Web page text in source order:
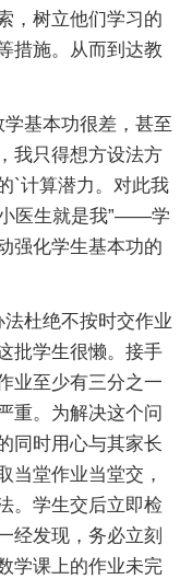
，树立他们学习的
措施。从而到达教
基本功很差，甚至
我只得想方设法方
`计算潜力。对此我
小医生就是我”——学
强化学生基本功的
杜绝不按时交作业
批学生很懒。接手
业至少有三分之一
重。为解决这个问
同时用心与其家长
当堂作业当堂交，
。学生交后立即检
经发现，务必立刻
学课上的作业未完